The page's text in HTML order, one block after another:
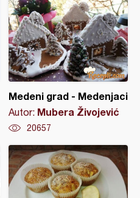
Medeni grad - Medenjaci
Autor: Mubera Živojević
20657